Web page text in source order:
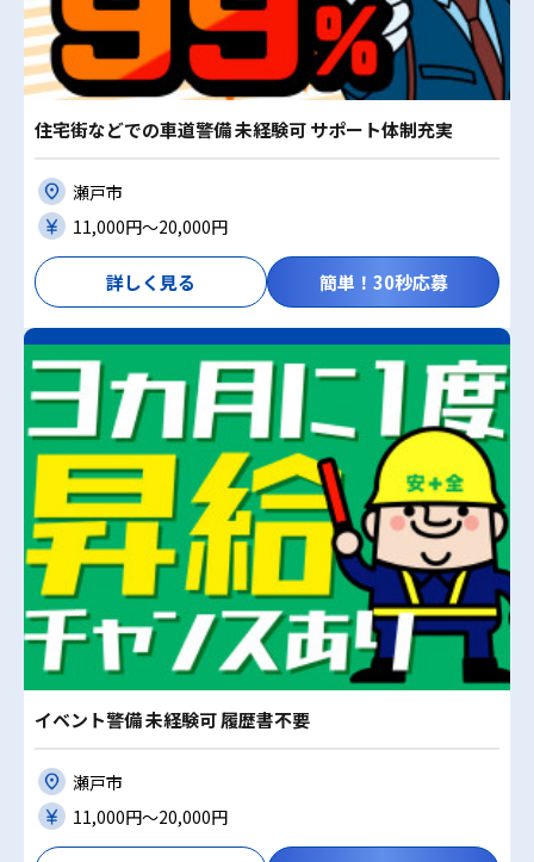
住宅街などでの車道警備 未経験可 サポート体制充実
瀬戸市
11,000円〜20,000円
詳しく見る 簡単！30秒応募
イベント警備 未経験可 履歴書不要
瀬戸市
11,000円〜20,000円